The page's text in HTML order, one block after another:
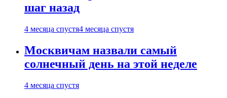
шаг назад
4 месяца спустя4 месяца спустя
Москвичам назвали самый
солнечный день на этой неделе
4 месяца спустя